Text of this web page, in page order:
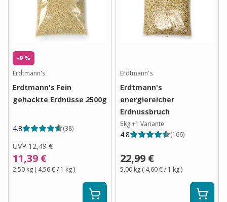
-9 %
Erdtmann's
Erdtmann's Fein
gehackte Erdnüsse 2500g
4.8 (38)
UVP 12,49 €
11,39 €
2,50 kg ( 4,56 €/ 1 kg)
Erdtmann's
Erdtmann's
energiereicher
Erdnussbruch
5kg+1 Variante
4.8 (166)
22,99 €
5,00 kg ( 4,60 €/ 1 kg)